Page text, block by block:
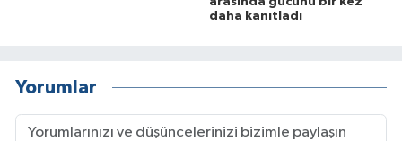
daha kanıtladı
Yorumlar